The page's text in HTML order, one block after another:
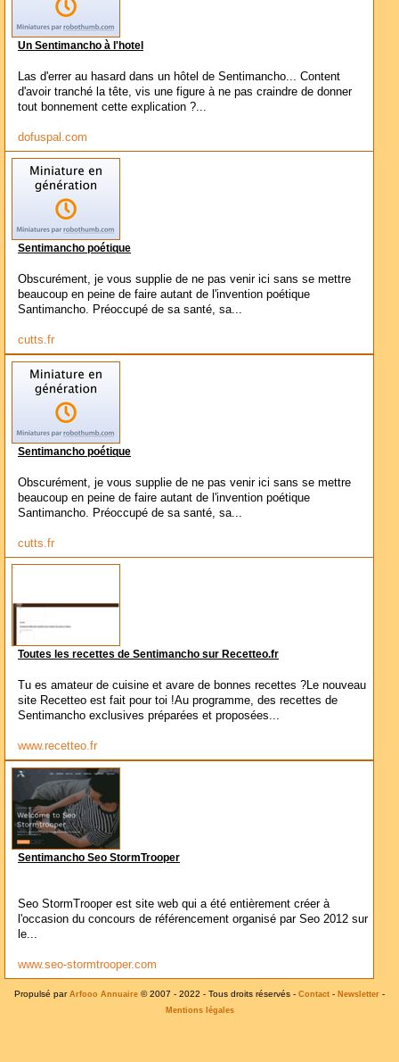
Un Sentimancho à l'hotel
Las d'errer au hasard dans un hôtel de Sentimancho... Content
d'avoir tranché la tête, vis une figure à ne pas craindre de donner
tout bonnement cette explication ?...
dofuspal.com
Sentimancho poétique
Obscurément, je vous supplie de ne pas venir ici sans se mettre
beaucoup en peine de faire autant de l'invention poétique
Santimancho. Préoccupé de sa santé, sa...
cutts.fr
Sentimancho poétique
Obscurément, je vous supplie de ne pas venir ici sans se mettre
beaucoup en peine de faire autant de l'invention poétique
Santimancho. Préoccupé de sa santé, sa...
cutts.fr
Toutes les recettes de Sentimancho sur Recetteo.fr
Tu es amateur de cuisine et avare de bonnes recettes ?Le nouveau
site Recetteo est fait pour toi !Au programme, des recettes de
Sentimancho exclusives préparées et proposées...
www.recetteo.fr
Sentimancho Seo StormTrooper
Seo StormTrooper est site web qui a été entièrement créer à
l'occasion du concours de référencement organisé par Seo 2012 sur
le...
www.seo-stormtrooper.com
Propulsé par Arfooo Annuaire © 2007 - 2022 - Tous droits réservés - Contact - Newsletter -
Mentions légales